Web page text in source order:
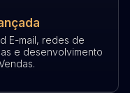
E-mail, redes de
e desenvolvimento